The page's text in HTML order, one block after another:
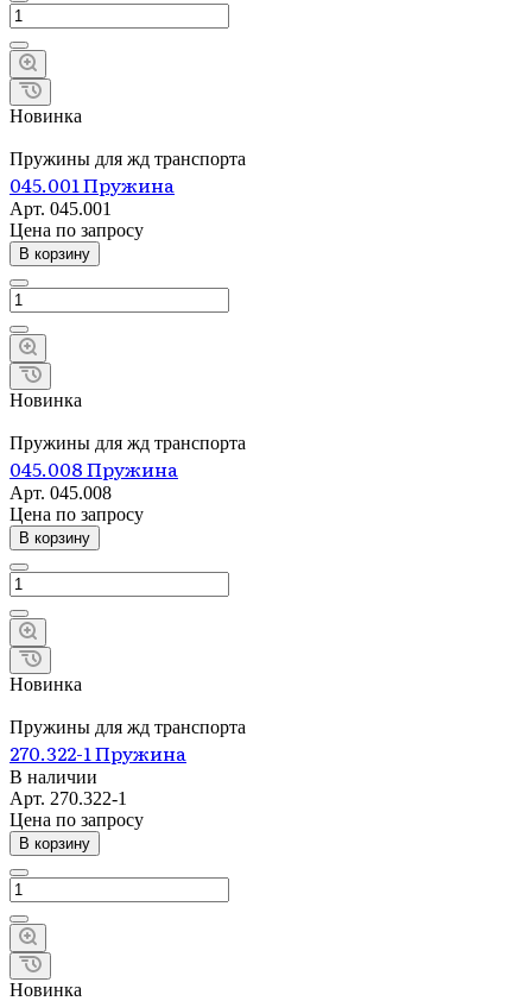
Новинка
Пружины для жд транспорта
045.001 Пружина
Арт. 045.001
Цена по запросу
В корзину
Новинка
Пружины для жд транспорта
045.008 Пружина
Арт. 045.008
Цена по запросу
В корзину
Новинка
Пружины для жд транспорта
270.322-1 Пружина
В наличии
Арт. 270.322-1
Цена по запросу
В корзину
Новинка